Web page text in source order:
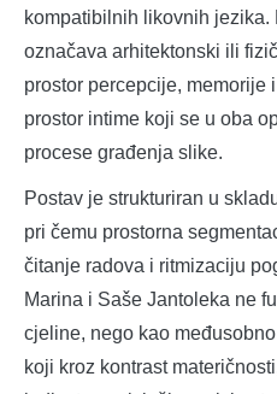
kompatibilnih likovnih jezika.
označava arhitektonski ili
prostor percepcije, memorije
prostor intime koji se u oba
procese građenja slike.
Postav je strukturiran u
pri čemu prostorna
čitanje radova i ritmizaciju
Marina i Saše Jantoleka ne
cjeline, nego kao
koji kroz kontrast